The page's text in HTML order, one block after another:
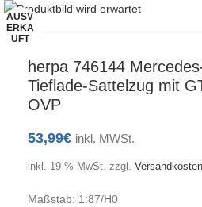
AUSV
ERKA
UFT
herpa 746144
Tieflade-Sattelzug mit
OVP
53,99€ inkl. MWSt.
inkl. 19 % MwSt. zzgl. Versandkosten
Maßstab: 1:87/H0